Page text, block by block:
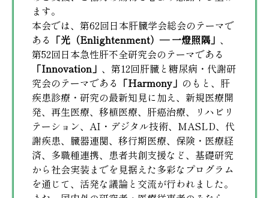
ます。
本会では、第62回日本肝臓学会総会のテーマで
ある 「光（Enlightenment）― 一燈照隅」 、
第52回日本急性肝不全研究会のテーマである
「Innovation」 、第12回肝臓と糖尿病・代謝研
究会のテーマである 「Harmony」 のもと、肝
疾患診療・研究の最新知見に加え、新規医療開
発、再生医療、移植医療、肝癌治療、リハビリ
テーション、AI・デジタル技術、MASLD、代
謝疾患、臓器連関、移行期医療、保険・医療経
済、多職種連携、患者共創支援など、基礎研究
から社会実装までを見据えた多彩なプログラム
を通じて、活発な議論と交流が行われました。